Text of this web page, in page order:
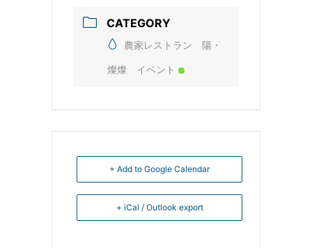
CATEGORY
農家レストラン 陽・
燦燦 イベント
+ Add to Google Calendar
+ iCal / Outlook export